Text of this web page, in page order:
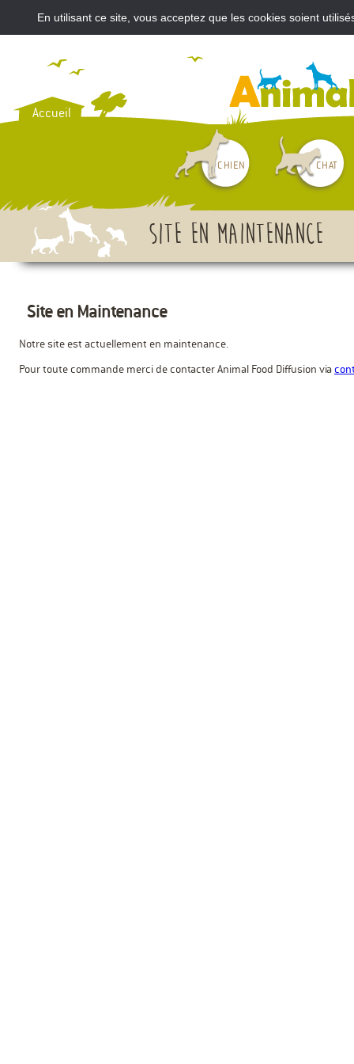
Accueil
CHIEN CHAT
Site en maintenance
Site en Maintenance
Notre site est actuellement en maintenance.
Pour toute commande merci de contacter Animal Food Diffusion via
VOUS AVEZ ACHETÉ UN
En utilisant ce site, vous acceptez que les cookies soient